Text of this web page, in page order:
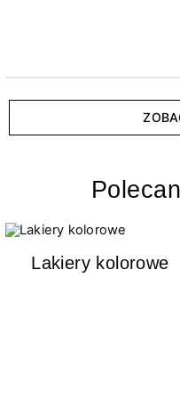
Lakiery kolorowe